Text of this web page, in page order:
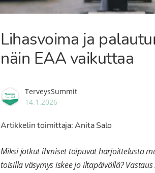
Lihasvoima ja
näin EAA vaikuttaa
TerveysSummit
14.1.2026
Artikkelin toimittaja: Anita Salo
Miksi jotkut ihmiset toipuvat harjoittelusta
toisilla väsymys iskee jo iltapäivällä?